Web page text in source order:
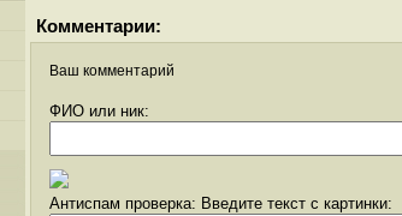
Комментарии:
Ваш комментарий
ФИО или ник:
Антиспам проверка: Введите текст с картинки: